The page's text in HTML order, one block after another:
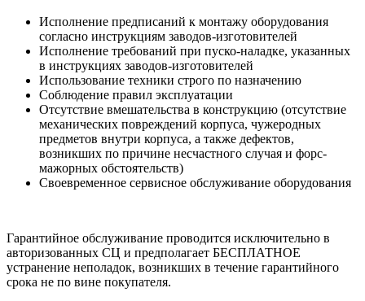
Исполнение предписаний к монтажу оборудования
согласно инструкциям заводов-изготовителей
Исполнение требований при пуско-наладке, указанных
в инструкциях заводов-изготовителей
Использование техники строго по назначению
Соблюдение правил эксплуатации
Отсутствие вмешательства в конструкцию (отсутствие
механических повреждений корпуса, чужеродных
предметов внутри корпуса, а также дефектов,
возникших по причине несчастного случая и форс-
мажорных обстоятельств)
Своевременное сервисное обслуживание оборудования
Гарантийное обслуживание проводится исключительно в
авторизованных СЦ и предполагает БЕСПЛАТНОЕ
устранение неполадок, возникших в течение гарантийного
срока не по вине покупателя.